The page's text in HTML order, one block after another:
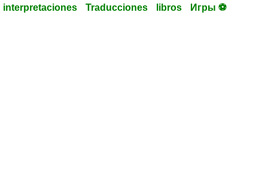
interpretaciones Traducciones libros Игры ⚽